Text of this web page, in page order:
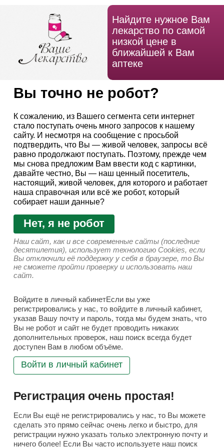
Найдите нужное Вам
лекарство по самой
низкой цене в
ближайшей к Вам
аптеке
Вы точно не робот?
К сожалению, из Вашего сегмента сети интернет
стало поступать очень много запросов к нашему
сайту. И несмотря на сообщение с просьбой
подтвердить, что Вы — живой человек, запросы всё
равно продолжают поступать. Поэтому, прежде чем
мы снова предложим Вам ввести код с картинки,
давайте честно, Вы — наш ценный посетитель,
настоящий, живой человек, для которого и работает
наша справочная или всё же робот, который
собирает наши данные?
Нет, я не робот
Наш сайт, как и все современные сайты (последние
десятилетия), использует технологию Cookies, если
Вы отключили её поддержку у себя в браузере, то Вы
не сможете пройти проверку и использовать наш
сайт.
Войдите в личный кабинетЕсли вы уже
регистрировались у нас, то войдите в личный кабинет,
указав Вашу почту и пароль, тогда мы будем знать, что
Вы не робот и сайт не будет проводить никаких
дополнительных проверок, наш поиск всегда будет
доступен Вам в любом объёме.
Войти в личный кабинет
Регистрация очень простая!
Если Вы ещё не регистрировались у нас, то Вы можете
сделать это прямо сейчас очень легко и быстро, для
регистрации нужно указать только электронную почту и
ничего более! Если Вы часто используете наш поиск